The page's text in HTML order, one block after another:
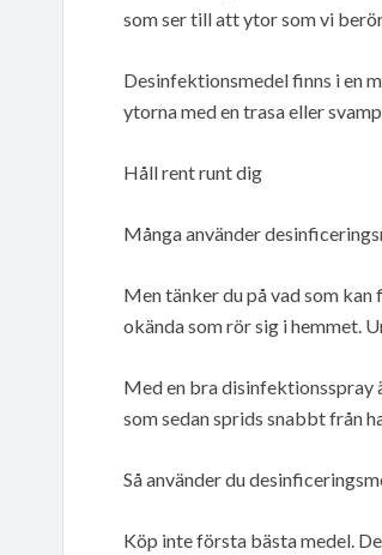
som ser till att ytor som vi
Desinfektionsmedel finns i en
ytorna med en trasa eller
Håll rent runt dig
Många använder
Men tänker du på vad som kan
okända som rör sig i hemmet.
Med en bra
som sedan sprids snabbt från
Så använder du
Köp inte första bästa medel.